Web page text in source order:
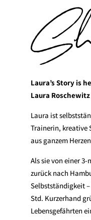
Laura’s Story is
Laura Roschewitz
Laura ist
Trainerin, kreative
aus ganzem
Als sie von einer
zurück nach
Selbstständigkeit
Std. Kurzerhand
Lebensgefährten